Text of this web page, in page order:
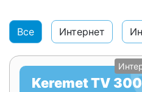
Все Интернет
Keremet TV 300